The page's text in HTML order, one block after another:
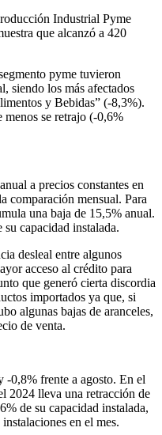
Industrial Pyme
que alcanzó a 420
pyme tuvieron
siendo los más afectados
y Bebidas” (-8,3%).
menos se retrajo (-0,6%
a precios constantes en
comparación mensual. Para
una baja de 15,5% anual.
capacidad instalada.
desleal entre algunos
acceso al crédito para
que generó cierta discordia
importados ya que, si
algunas bajas de aranceles,
de venta.
-0,8% frente a agosto. En el
2024 lleva una retracción de
de su capacidad instalada,
en el mes.